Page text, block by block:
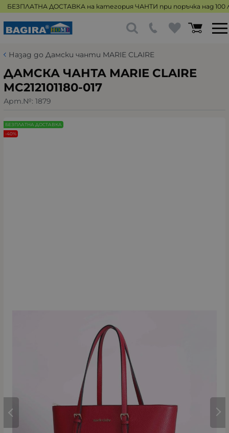
БЕЗПЛАТНА ДОСТАВКА на категория ЧАНТИ при поръчка над 100
Назад до Дамски чанти MARIE CLAIRE
ДАМСКА ЧАНТА MARIE CLAIRE
MC212101180-017
Арт.№: 1879
БЕЗПЛАТНА ДОСТАВКА
-40%